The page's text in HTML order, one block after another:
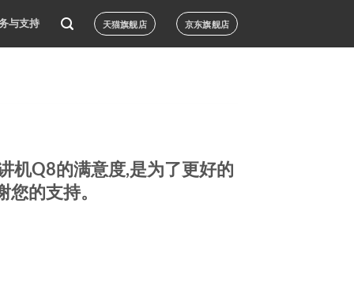
与支持 天猫旗舰店 京东旗舰店
机Q8的满意度,是为了更好的
的支持。